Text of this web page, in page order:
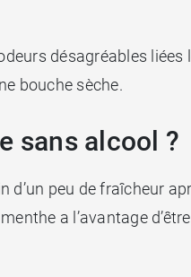
désagréables liées
bouche sèche.
sans alcool ?
peu de fraîcheur
a l’avantage d’être